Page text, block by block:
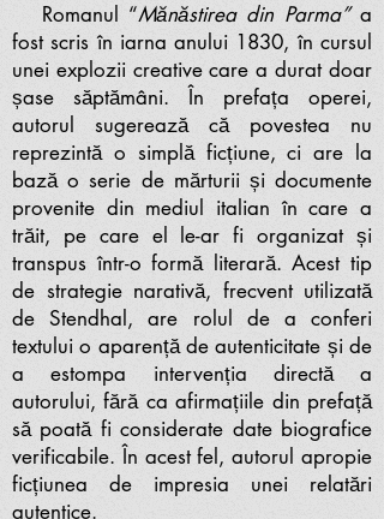
Romanul “Mănăstirea din Parma”a
fost scris în iarna anului 1830, în cursul
unei explozii creative care a durat doar
șase săptămâni. În prefața operei,
autorul sugerează că povestea nu
reprezintă o simplă ficțiune, ci are la
bază o serie de mărturii și documente
provenite din mediul italian în care a
trăit, pe care el le-ar fi organizat și
transpus într-o formă literară. Acest tip
de strategie narativă, frecvent utilizată
de Stendhal, are rolul de a conferi
textului o aparență de autenticitate și de
a estompa intervenția directă a
autorului, fără ca afirmațiile din prefață
să poată fi considerate date biografice
verificabile. În acest fel, autorul apropie
ficțiunea de impresia unei relatări
autentice.